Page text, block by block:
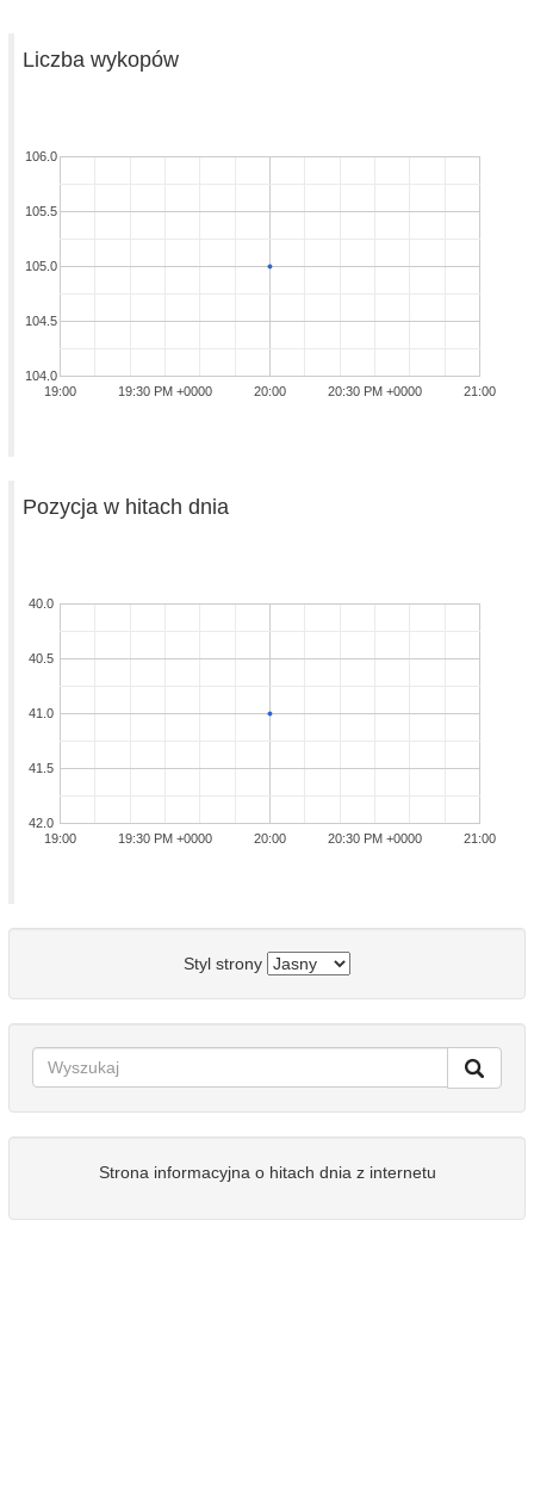
Liczba wykopów
19:00 20:00 21:00
19:30 PM +0000 20:30 PM +0000
104.0
104.5
105.0
105.5
106.0
Pozycja w hitach dnia
19:00 20:00 21:00
19:30 PM +0000 20:30 PM +0000
40.0
40.5
41.0
41.5
42.0
Styl strony
Strona informacyjna o hitach dnia z internetu